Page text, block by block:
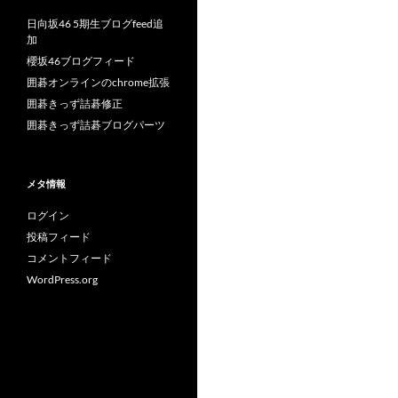
日向坂46 5期生ブログfeed追
加
櫻坂46ブログフィード
囲碁オンラインのchrome拡張
囲碁きっず詰碁修正
囲碁きっず詰碁ブログパーツ
メタ情報
ログイン
投稿フィード
コメントフィード
WordPress.org